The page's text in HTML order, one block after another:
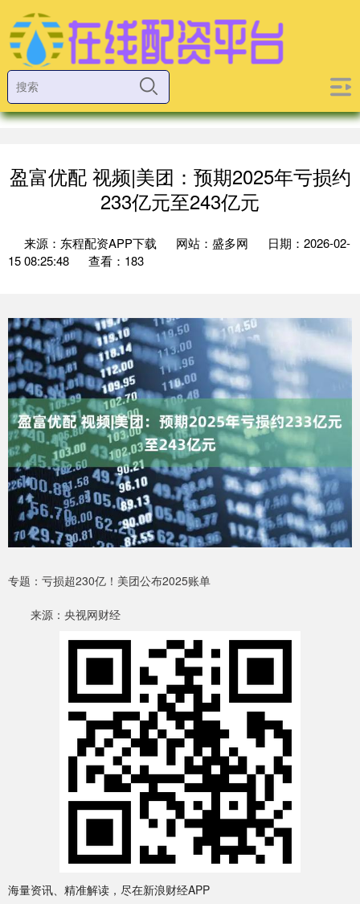
盈富优配 视频|美团：预期2025年亏损约
233亿元至243亿元
来源：东程配资APP下载 网站：盛多网
日期：2026-02-
15 08:25:48
查看：183
专题：亏损超230亿！美团公布2025账单
来源：央视网财经
海量资讯、精准解读，尽在新浪财经APP